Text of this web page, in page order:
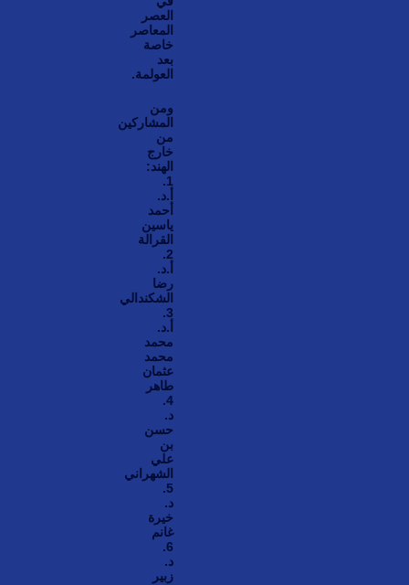
العصر
المعاصر
خاصة
بعد
العولمة.
ومن
المشاركين
من
خارج
الهند:
1.
أ.د.
أحمد
ياسين
القرالة
2.
أ.د.
رضا
الشكندالي
3.
أ.د.
محمد
محمد
عثمان
طاهر
4.
د.
حسن
بن
علي
الشهراني
5.
د.
خيرة
غانم
6.
د.
زبير